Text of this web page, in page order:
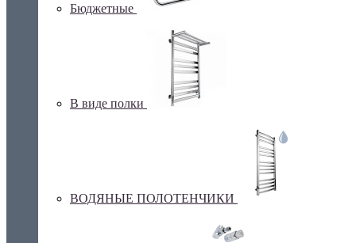
Бюджетные
В виде полки
ВОДЯНЫЕ ПОЛОТЕНЧИКИ